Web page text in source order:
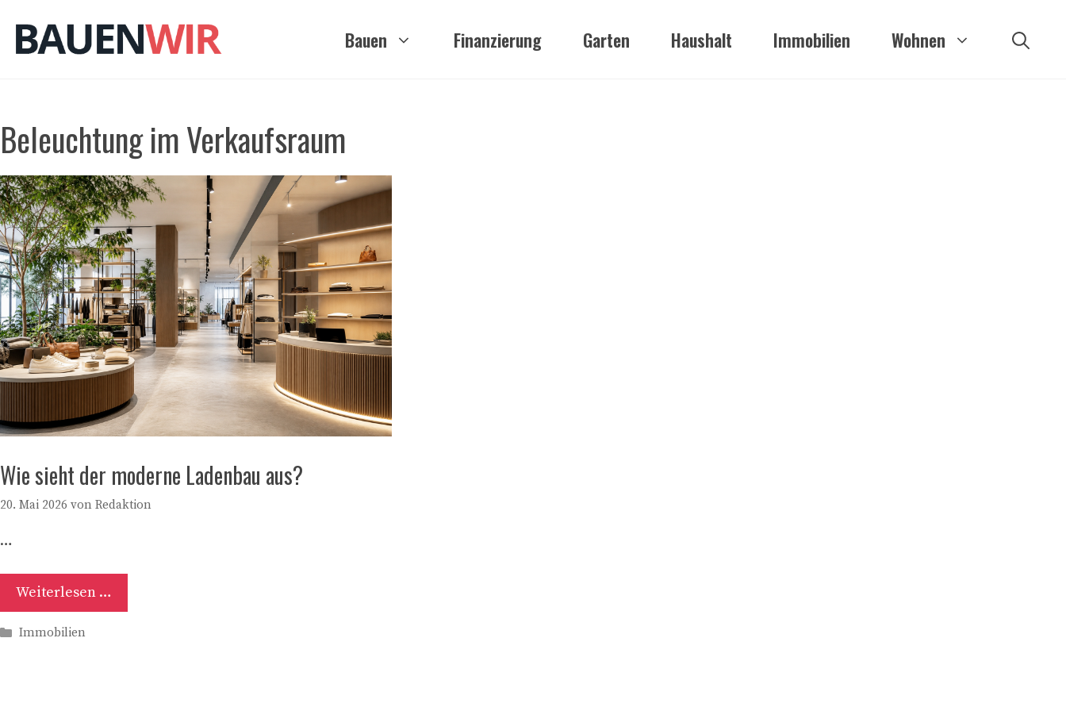
Inhalt
springen
Bauen Finanzierung Garten Haushalt Immobilien Wohnen
Beleuchtung im Verkaufsraum
Wie sieht der moderne Ladenbau aus?
20. Mai 2026 von Redaktion
…
Weiterlesen …
Kategorien
Immobilien